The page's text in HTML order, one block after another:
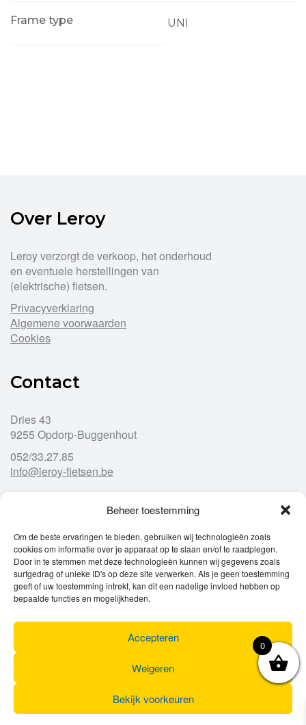
Beheer toestemming
Om de beste ervaringen te bieden, gebruiken wij technologieën zoals
cookies om informatie over je apparaat op te slaan en/of te raadplegen.
Door in te stemmen met deze technologieën kunnen wij gegevens zoals
surfgedrag of unieke ID's op deze site verwerken. Als je geen toestemming
geeft of uw toestemming intrekt, kan dit een nadelige invloed hebben op
bepaalde functies en mogelijkheden.
Accepteren
Weigeren
Bekijk voorkeuren
Frame type UNI
Over Leroy
Leroy verzorgt de verkoop, het onderhoud
en eventuele herstellingen van
(elektrische) fietsen.
Privacyverklaring
Algemene voorwaarden
Cookies
Contact
Dries 43
9255 Opdorp-Buggenhout
052/33.27.85
info@leroy-fietsen.be
Openingsuren
Ma
gesloten
Di
9u – 12u
13u – 18u00
Wo
9u – 12u
13u – 18u00
Do
9u – 12u
13u – 18u00
Za
0